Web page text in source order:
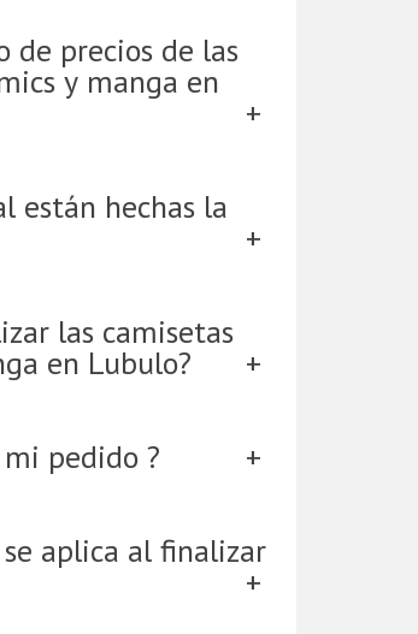
de precios de las
y manga en
están hechas la
las camisetas
en Lubulo?
pedido ?
aplica al finalizar